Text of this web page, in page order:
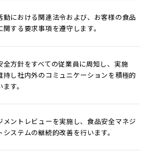
動における関連法令および、お客様の食品
関する要求事項を遵守します。
全方針をすべての従業員に周知し、実施
持し社内外のコミュニケーションを積極的
す。
メントレビューを実施し、食品安全マネジ
システムの継続的改善を行います。